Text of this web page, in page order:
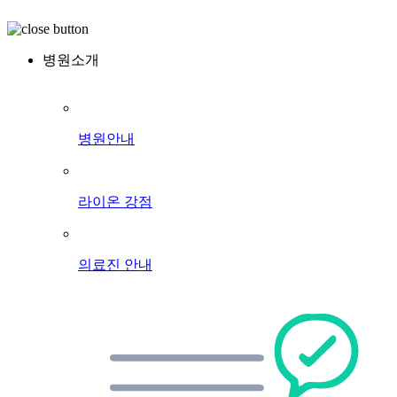
병원소개
병원안내
라이온 강점
의료진 안내